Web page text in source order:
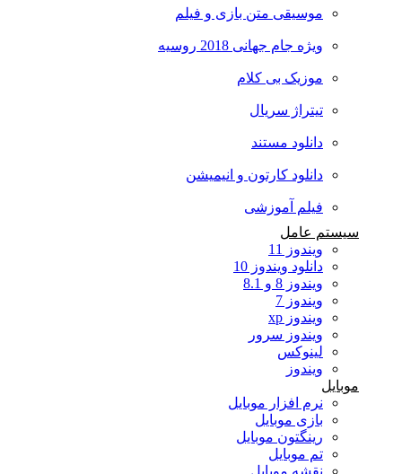
موسیقی متن بازی و فیلم
ویژه جام جهانی 2018 روسیه
موزیک بی کلام
تیتراژ سریال
دانلود مستند
دانلود کارتون و انیمیشن
فیلم آموزشی
سیستم عامل
ویندوز 11
دانلود ویندوز 10
ویندوز 8 و 8.1
ویندوز 7
ویندوز xp
ویندوز سرور
لینوکس
ویندوز
نرم افزار موبایل
بازی موبایل
رینگتون موبایل
تم موبایل
نقشه موبایل